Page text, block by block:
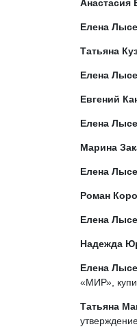
Анастасия
Елена
Татьяна
Елена
Евгений
Елена
Марина
Елена
Роман
Елена
Надежда
Елена
«МИР»,
Татьяна